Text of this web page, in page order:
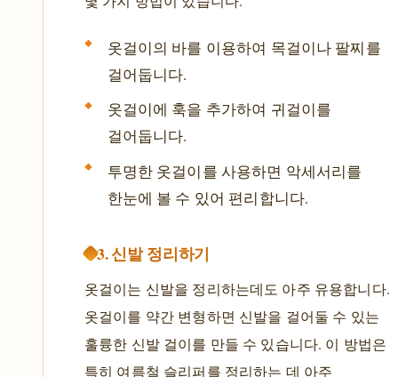
옷걸이의 바를 이용하여 목걸이나 팔찌를
걸어둡니다.
옷걸이에 훅을 추가하여 귀걸이를
걸어둡니다.
투명한 옷걸이를 사용하면 악세서리를
한눈에 볼 수 있어 편리합니다.
3. 신발 정리하기
옷걸이는 신발을 정리하는데도 아주 유용합니다.
옷걸이를 약간 변형하면 신발을 걸어둘 수 있는
훌륭한 신발 걸이를 만들 수 있습니다. 이 방법은
특히 여름철 슬리퍼를 정리하는 데 아주